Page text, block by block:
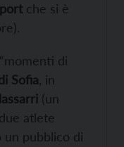
che si è
di
Sofia , in
(un
atlete
un pubblico di